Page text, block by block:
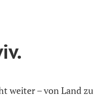
weiter – von Land zu